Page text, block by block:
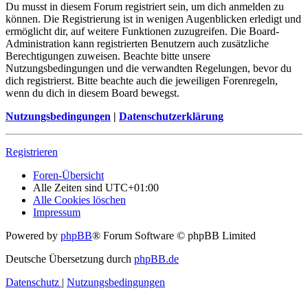
Du musst in diesem Forum registriert sein, um dich anmelden zu
können. Die Registrierung ist in wenigen Augenblicken erledigt und
ermöglicht dir, auf weitere Funktionen zuzugreifen. Die Board-
Administration kann registrierten Benutzern auch zusätzliche
Berechtigungen zuweisen. Beachte bitte unsere
Nutzungsbedingungen und die verwandten Regelungen, bevor du
dich registrierst. Bitte beachte auch die jeweiligen Forenregeln,
wenn du dich in diesem Board bewegst.
Nutzungsbedingungen | Datenschutzerklärung
Registrieren
Foren-Übersicht
Alle Zeiten sind UTC+01:00
Alle Cookies löschen
Impressum
Powered by phpBB® Forum Software © phpBB Limited
Deutsche Übersetzung durch phpBB.de
Datenschutz | Nutzungsbedingungen